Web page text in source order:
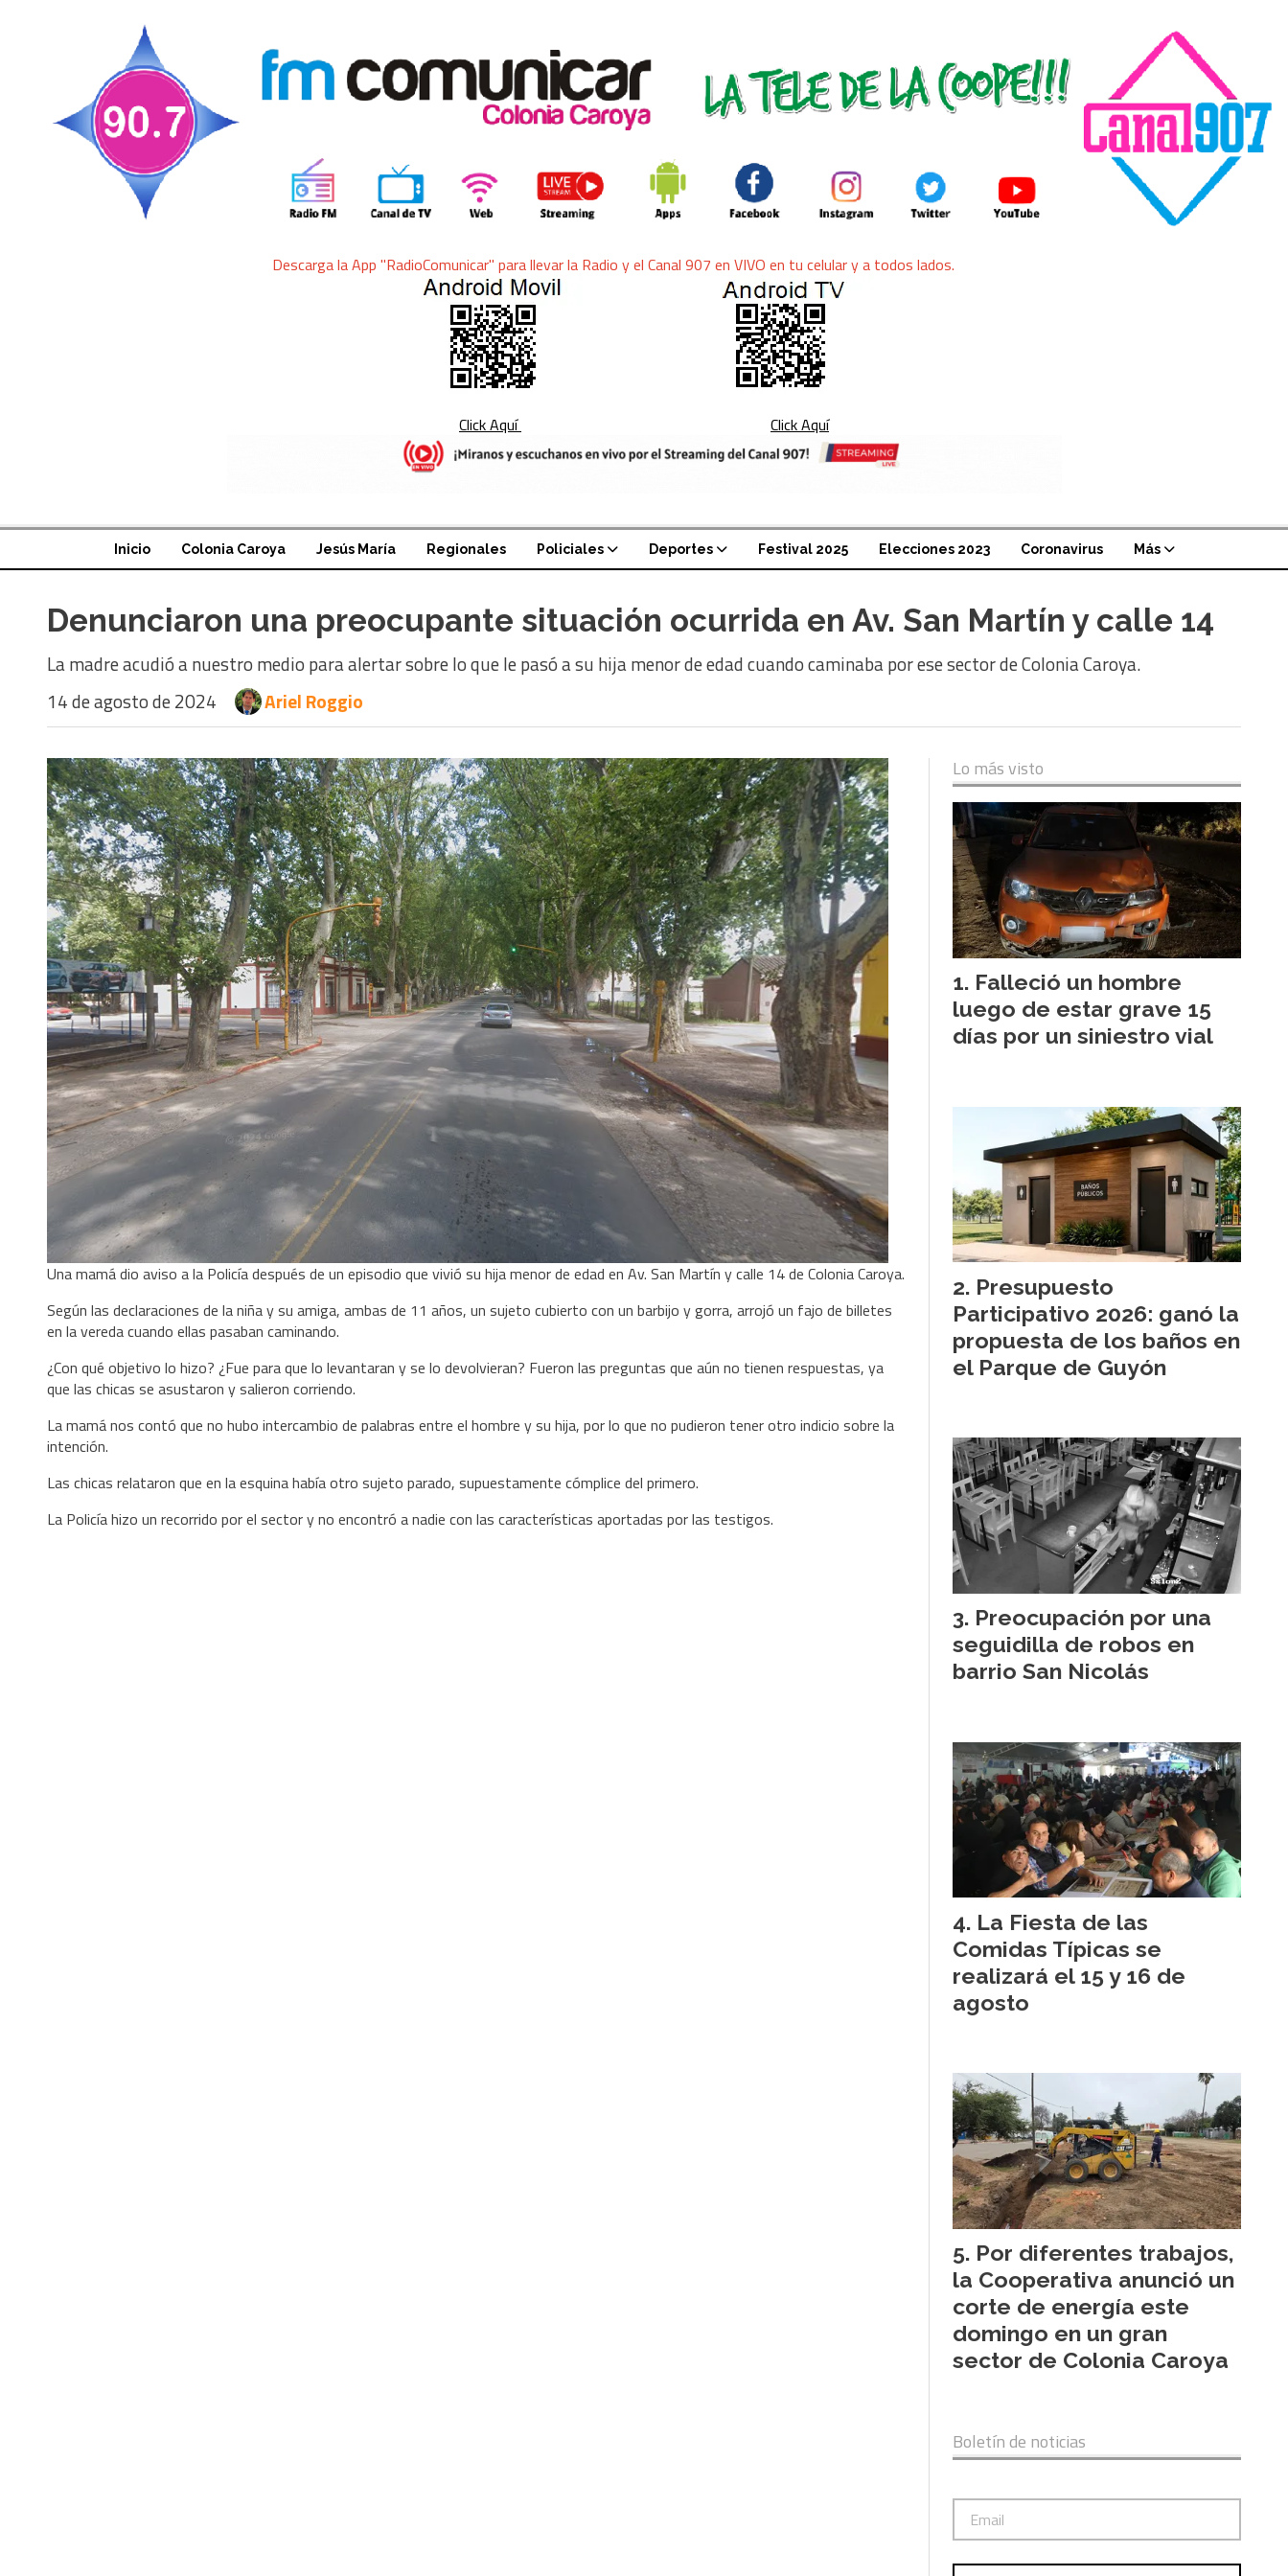
Descarga la App "RadioComunicar" para llevar la Radio y el Canal 907 en VIVO en tu celular y a todos lados.
Click Aquí Click Aquí
Inicio Colonia Caroya Jesús María Regionales Policiales Deportes Festival 2025 Elecciones 2023 Coronavirus Más
Denunciaron una preocupante situación ocurrida en Av. San Martín y calle 14
La madre acudió a nuestro medio para alertar sobre lo que le pasó a su hija menor de edad cuando caminaba por ese sector de Colonia Caroya.
14 de agosto de 2024
Ariel Roggio
Una mamá dio aviso a la Policía después de un episodio que vivió su hija menor de edad en Av. San Martín y calle 14 de Colonia Caroya.
Según las declaraciones de la niña y su amiga, ambas de 11 años, un sujeto cubierto con un barbijo y gorra, arrojó un fajo de billetes
en la vereda cuando ellas pasaban caminando.
¿Con qué objetivo lo hizo? ¿Fue para que lo levantaran y se lo devolvieran? Fueron las preguntas que aún no tienen respuestas, ya
que las chicas se asustaron y salieron corriendo.
La mamá nos contó que no hubo intercambio de palabras entre el hombre y su hija, por lo que no pudieron tener otro indicio sobre la
intención.
Las chicas relataron que en la esquina había otro sujeto parado, supuestamente cómplice del primero.
La Policía hizo un recorrido por el sector y no encontró a nadie con las características aportadas por las testigos.
Lo más visto
Falleció un hombre
luego de estar grave 15
días por un siniestro vial
Presupuesto
Participativo 2026: ganó la
propuesta de los baños en
el Parque de Guyón
Preocupación por una
seguidilla de robos en
barrio San Nicolás
La Fiesta de las
Comidas Típicas se
realizará el 15 y 16 de
agosto
Por diferentes trabajos,
la Cooperativa anunció un
corte de energía este
domingo en un gran
sector de Colonia Caroya
Boletín de noticias